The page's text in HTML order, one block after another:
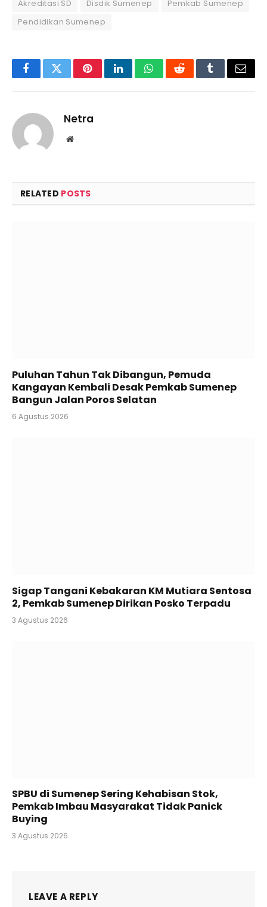
Akreditasi SD Disdik Sumenep
Pemkab Sumenep
Pendidikan Sumenep
FacebookTwitterPinterestLinkedInWhatsAppRedditTumblrEmail
Netra
Website
RELATED POSTS
Puluhan Tahun Tak Dibangun, Pemuda
Kangayan Kembali Desak Pemkab Sumenep
Bangun Jalan Poros Selatan
6 Agustus 2026
Sigap Tangani Kebakaran KM Mutiara Sentosa
2, Pemkab Sumenep Dirikan Posko Terpadu
3 Agustus 2026
SPBU di Sumenep Sering Kehabisan Stok,
Pemkab Imbau Masyarakat Tidak Panick
Buying
3 Agustus 2026
LEAVE A REPLY